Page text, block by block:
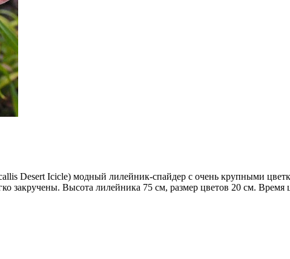
Desert Icicle) модный лилейник-спайдер с очень крупными
закручены. Высота лилейника 75 см, размер цветов 20 см. Время